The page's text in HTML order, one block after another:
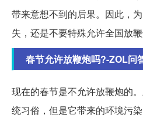
带来意想不到的后果。因此，
失，还是不要特殊允许全国放鞭
春节允许放鞭炮吗?-ZOL问
现在的春节是不允许放鞭炮的
统习俗，但是它带来的环境污